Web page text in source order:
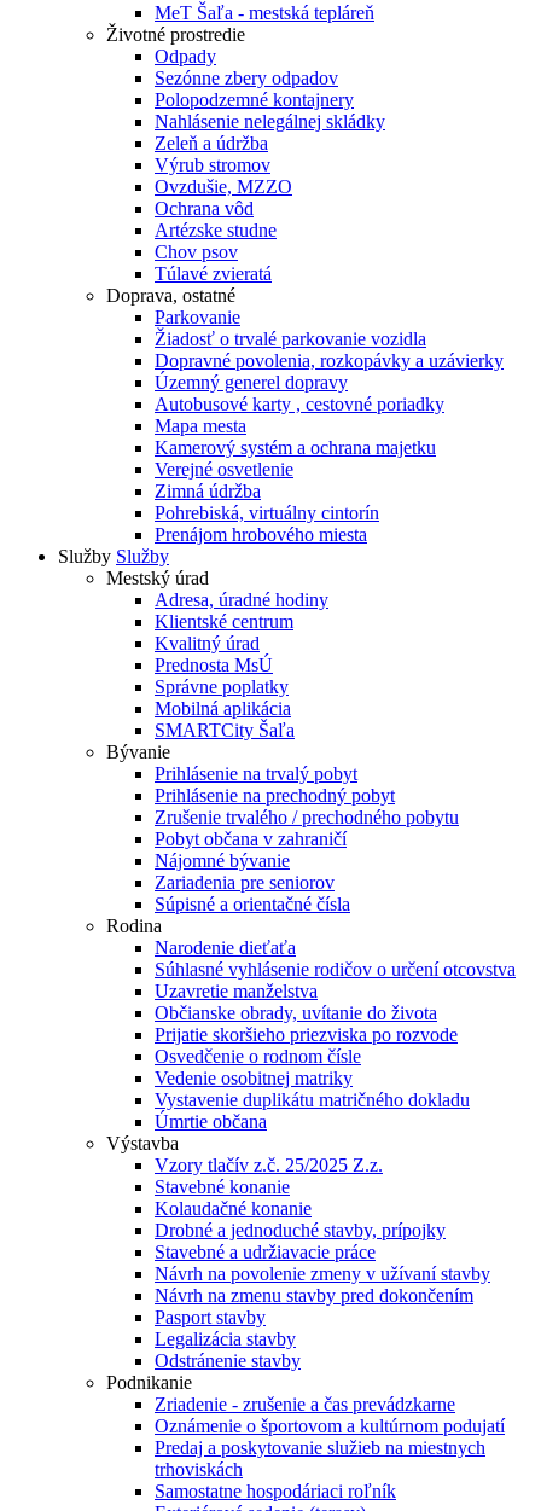
MeT Šaľa - mestská tepláreň
Životné prostredie
Odpady
Sezónne zbery odpadov
Polopodzemné kontajnery
Nahlásenie nelegálnej skládky
Zeleň a údržba
Výrub stromov
Ovzdušie, MZZO
Ochrana vôd
Artézske studne
Chov psov
Túlavé zvieratá
Doprava, ostatné
Parkovanie
Žiadosť o trvalé parkovanie vozidla
Dopravné povolenia, rozkopávky a uzávierky
Územný generel dopravy
Autobusové karty , cestovné poriadky
Mapa mesta
Kamerový systém a ochrana majetku
Verejné osvetlenie
Zimná údržba
Pohrebiská, virtuálny cintorín
Prenájom hrobového miesta
Služby Služby
Mestský úrad
Adresa, úradné hodiny
Klientské centrum
Kvalitný úrad
Prednosta MsÚ
Správne poplatky
Mobilná aplikácia
SMARTCity Šaľa
Bývanie
Prihlásenie na trvalý pobyt
Prihlásenie na prechodný pobyt
Zrušenie trvalého / prechodného pobytu
Pobyt občana v zahraničí
Nájomné bývanie
Zariadenia pre seniorov
Súpisné a orientačné čísla
Rodina
Narodenie dieťaťa
Súhlasné vyhlásenie rodičov o určení otcovstva
Uzavretie manželstva
Občianske obrady, uvítanie do života
Prijatie skoršieho priezviska po rozvode
Osvedčenie o rodnom čísle
Vedenie osobitnej matriky
Vystavenie duplikátu matričného dokladu
Úmrtie občana
Výstavba
Vzory tlačív z.č. 25/2025 Z.z.
Stavebné konanie
Kolaudačné konanie
Drobné a jednoduché stavby, prípojky
Stavebné a udržiavacie práce
Návrh na povolenie zmeny v užívaní stavby
Návrh na zmenu stavby pred dokončením
Pasport stavby
Legalizácia stavby
Odstránenie stavby
Podnikanie
Zriadenie - zrušenie a čas prevádzkarne
Oznámenie o športovom a kultúrnom podujatí
Predaj a poskytovanie služieb na miestnych
trhoviskách
Samostatne hospodáriaci roľník